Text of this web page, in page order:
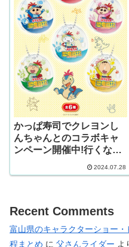
かっぱ寿司でクレヨンし
んちゃんとのコラボキャ
ンペーン開催中!行くなら
2024.07.28
Recent Comments
富山県のキャラクターショー
程まとめ に 父さんライダー よ